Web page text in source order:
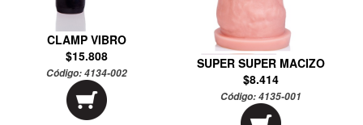
CLAMP VIBRO
$15.808
Código:4134-002
SUPER SUPER MACIZO
$8.414
Código:4135-001